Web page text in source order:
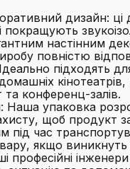
дизайн: ці
покращують
настінним
повністю
підходять
кінотеатрів,
та конференц-залів.
Наша упаковка
щоб продукт
під час
якщо виникнуть
професійні